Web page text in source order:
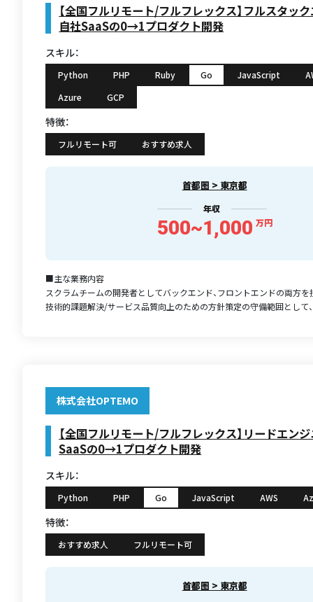
【全国フルリモート/フルフレックス】フルスタッ
自社SaaSの0→1プロダクト開発
スキル：
Python PHP Ruby Go JavaScript
Azure
GCP
特徴：
フルリモート可 おすすめ求人
首都圏 > 東京都
年収
500~1,000 万円
■主な業務内容
スクラムチームの開発者としてバックエンド、フロントエンドの両方を
技術的課題解決/サービス品質向上のための方針策定の守備範囲として
株式会社OPTEMO
【全国フルリモート/フルフレックス】リードエン
SaaSの0→1プロダクト開発
スキル：
Python PHP Go JavaScript AWS
特徴：
おすすめ求人 フルリモート可
首都圏 > 東京都